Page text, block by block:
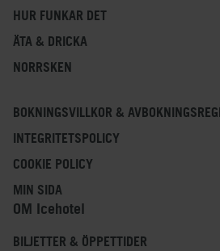
HUR FUNKAR DET
ÄTA & DRICKA
NORRSKEN
BOKNINGSVILLKOR &
INTEGRITETSPOLICY
COOKIE POLICY
MIN SIDA
OM Icehotel
BILJETTER & ÖPPETTIDER